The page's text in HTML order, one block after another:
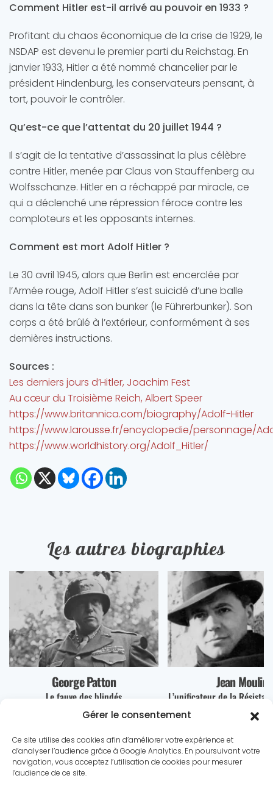
Gérer le consentement
Ce site utilise des cookies afin d’améliorer votre expérience et
d’analyser l’audience grâce à Google Analytics. En poursuivant votre
navigation, vous acceptez l’utilisation de cookies pour mesurer
l’audience de ce site.
Comment Hitler est-il arrivé au pouvoir en 1933 ?
Profitant du chaos économique de la crise de 1929, le
NSDAP est devenu le premier parti du Reichstag. En
janvier 1933, Hitler a été nommé chancelier par le
président Hindenburg, les conservateurs pensant, à
tort, pouvoir le contrôler.
Qu’est-ce que l’attentat du 20 juillet 1944 ?
Il s’agit de la tentative d’assassinat la plus célèbre
contre Hitler, menée par Claus von Stauffenberg au
Wolfsschanze. Hitler en a réchappé par miracle, ce
qui a déclenché une répression féroce contre les
comploteurs et les opposants internes.
Comment est mort Adolf Hitler ?
Le 30 avril 1945, alors que Berlin est encerclée par
l’Armée rouge, Adolf Hitler s’est suicidé d’une balle
dans la tête dans son bunker (le Führerbunker). Son
corps a été brûlé à l’extérieur, conformément à ses
dernières instructions.
Sources :
Les derniers jours d’Hitler, Joachim Fest
Au cœur du Troisième Reich, Albert Speer
https://www.britannica.com/biography/Adolf-Hitler
https://www.larousse.fr/encyclopedie/personnage/
https://www.worldhistory.org/Adolf_Hitler/
Les autres biographies
Jean Moulin
L’unificateur de la Résistance française
Leni
La cinéaste géniale au
nazisme